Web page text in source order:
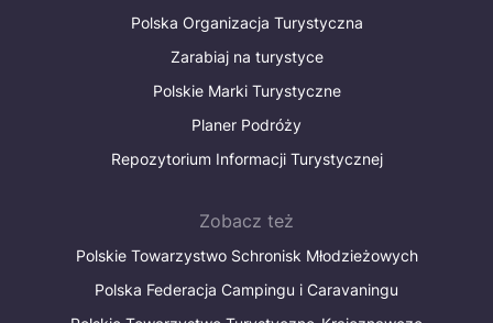
Polska Organizacja Turystyczna
Zarabiaj na turystyce
Polskie Marki Turystyczne
Planer Podróży
Repozytorium Informacji Turystycznej
Zobacz też
Polskie Towarzystwo Schronisk Młodzieżowych
Polska Federacja Campingu i Caravaningu